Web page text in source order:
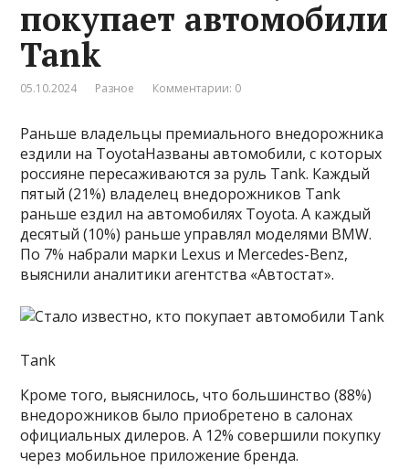
покупает автомобили
Tank
05.10.2024 Разное Комментарии: 0
Раньше владельцы премиального внедорожника
ездили на ToyotaНазваны автомобили, с которых
россияне пересаживаются за руль Tank. Каждый
пятый (21%) владелец внедорожников Tank
раньше ездил на автомобилях Toyota. А каждый
десятый (10%) раньше управлял моделями BMW.
По 7% набрали марки Lexus и Mercedes-Benz,
выяснили аналитики агентства «Автостат».
Tank
Кроме того, выяснилось, что большинство (88%)
внедорожников было приобретено в салонах
официальных дилеров. А 12% совершили покупку
через мобильное приложение бренда.